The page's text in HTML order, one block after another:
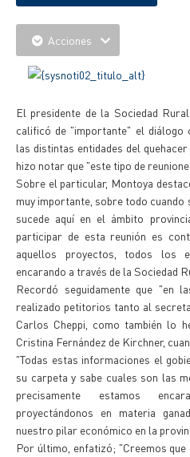
Acciones
El presidente de la Sociedad
calificó de "importante" el diálogo
las distintas entidades del
hizo notar que "este tipo de
Sobre el particular, Montoya
muy importante, sobre todo
sucede aquí en el ámbito
participar de esta reunión es
aquellos proyectos, todos los
encarando a través de la Sociedad
Recordó seguidamente que "en
realizado petitorios tanto al
Carlos Cheppi, como también lo
Cristina Fernández de Kirchner,
"Todas estas informaciones el
su carpeta y sabe cuales son las
precisamente estamos
proyectándonos en materia
nuestro pilar económico en la
Por último, enfatizó; "Creemos que